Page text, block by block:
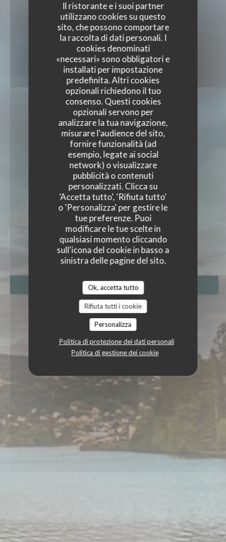
Il ristorante e i suoi partner
utilizzano cookies su questo
sito, che possono comportare
la raccolta di dati personali. I
cookies denominati
«necessari» sono obbligatori e
installati per impostazione
predefinita. Altri cookies
opzionali richiedono il tuo
consenso. Questi cookies
opzionali servono per
analizzare la tua navigazione,
misurare l'audience del sito,
fornire funzionalità (ad
esempio, legate ai social
network) o visualizzare
pubblicità o contenuti
personalizzati. Clicca su
'Accetta tutto', 'Rifiuta tutto'
o 'Personalizza' per gestire le
tue preferenze. Puoi
modificare le tue scelte in
qualsiasi momento cliccando
sull'icona del cookie in basso a
sinistra delle pagine del sito.
Ok, accetta tutto
Rifiuta tutti i cookie
Personalizza
Politica di protezione dei dati personali
Politica di gestione dei cookie
LIDO GERARDMER
RIPRISTINO SPIAGGIA PRIVATA
GERARDMER
PRENOTA